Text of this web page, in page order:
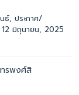
ธ์, ประกาศ/
รพงศ์สิ